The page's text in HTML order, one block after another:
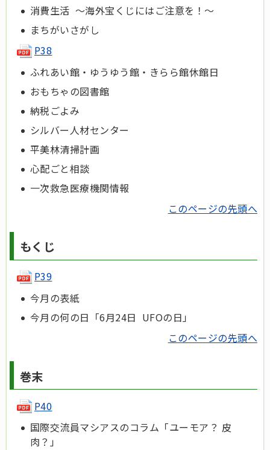
消費生活 ～海外宝くじにはご注意を！～
まちがいさがし
P38
ふれあい館・ゆうゆう館・きらら館休館日
おもちゃの図書館
納税ごよみ
シルバー人材センター
平美林清掃計画
心配ごと相談
一次救急医療機関情報
このページの先頭へ
もくじ
P39
今月の表紙
今月の何の日「6月24日 UFOの日」
このページの先頭へ
巻末
P40
国際交流員マシアスのコラム「ユーモア？ 皮
肉？」